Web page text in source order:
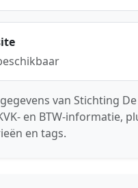
van Stichting
en BTW-informatie,
en tags.